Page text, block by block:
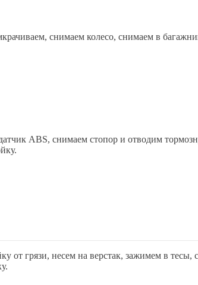
снимаем колесо, снимаем в
ABS, снимаем стопор и отводим
от грязи, несем на верстак, зажимем в